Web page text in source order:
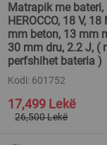
Matrapik me bateri,
HEROCCO, 18 V, 18
mm beton, 13 mm
30 mm dru, 2.2 J, (
perfshihet bateria )
Kodi: 601752
Special
Price
17,499 Lekë
26,500 Lekë